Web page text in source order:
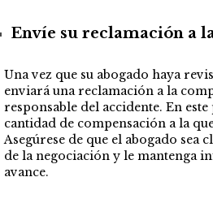
Envíe su reclamación a
Una vez que su abogado haya
enviará una reclamación a la
responsable del accidente. En
cantidad de compensación a la
Asegúrese de que el abogado sea
de la negociación y le mantenga
avance.